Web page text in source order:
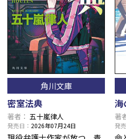
角川文庫
密室法典
著者 五十嵐律人
発売日 2026年07月24日
海
著
発